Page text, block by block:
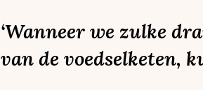
‘Wanneer we zulke
van de voedselketen,